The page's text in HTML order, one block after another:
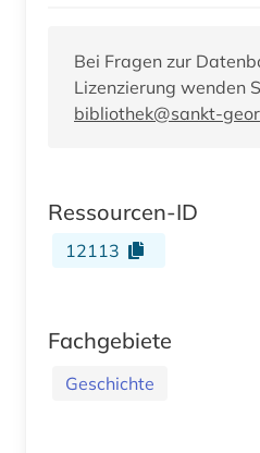
Bei Fragen zur
Lizenzierung wenden
bibliothek@sankt-
Ressourcen-ID
12113
Fachgebiete
Geschichte